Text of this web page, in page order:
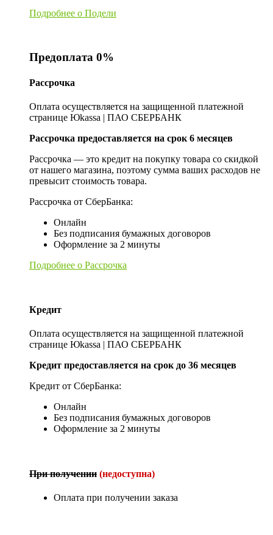
Подробнее о Подели
Предоплата 0%
Рассрочка
Оплата осуществляется на защищенной платежной
странице Юkassa | ПАО СБЕРБАНК
Рассрочка предоставляется на срок 6 месяцев
Рассрочка — это кредит на покупку товара со скидкой
от нашего магазина, поэтому сумма ваших расходов не
превысит стоимость товара.
Рассрочка от СберБанка:
Онлайн
Без подписания бумажных договоров
Оформление за 2 минуты
Подробнее о Рассрочка
Кредит
Оплата осуществляется на защищенной платежной
странице Юkassa | ПАО СБЕРБАНК
Кредит предоставляется на срок до 36 месяцев
Кредит от СберБанка:
Онлайн
Без подписания бумажных договоров
Оформление за 2 минуты
При получении (недоступна)
Оплата при получении заказа